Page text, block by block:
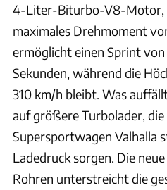
4-Liter-Biturbo-V8-Motor,
maximales Drehmoment
ermöglicht einen Sprint
Sekunden, während die
310 km/h bleibt. Was
auf größere Turbolader,
Supersportwagen Valhalla
Ladedruck sorgen. Die
Rohren unterstreicht die